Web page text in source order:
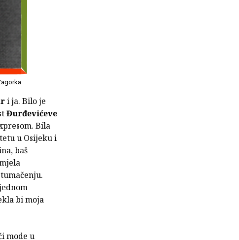
i ja. Bilo je
Đurđevićeve
Bila
u Osijeku i
baš
bi moja
mode u